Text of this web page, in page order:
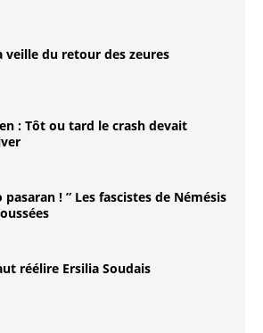
veille du retour des zeures
: Tôt ou tard le crash devait
pasaran ! ” Les fascistes de Némésis
réélire Ersilia Soudais